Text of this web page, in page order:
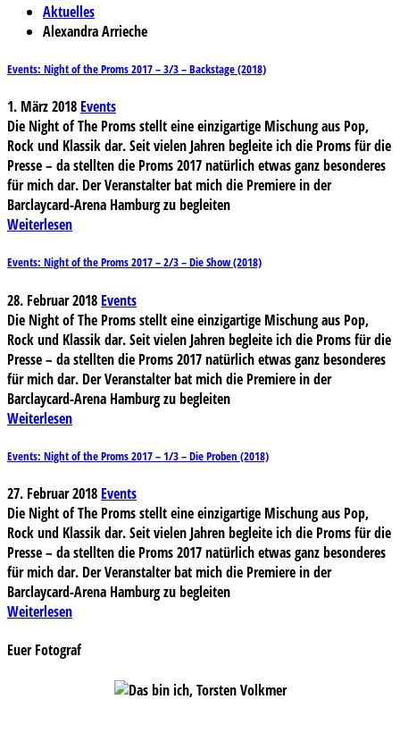
Aktuelles
Alexandra Arrieche
Events: Night of the Proms 2017 – 3/3 – Backstage (2018)
1. März 2018 Events
Die Night of The Proms stellt eine einzigartige Mischung aus Pop,
Rock und Klassik dar. Seit vielen Jahren begleite ich die Proms für die
Presse – da stellten die Proms 2017 natürlich etwas ganz besonderes
für mich dar. Der Veranstalter bat mich die Premiere in der
Barclaycard-Arena Hamburg zu begleiten
Weiterlesen
Events: Night of the Proms 2017 – 2/3 – Die Show (2018)
28. Februar 2018 Events
Die Night of The Proms stellt eine einzigartige Mischung aus Pop,
Rock und Klassik dar. Seit vielen Jahren begleite ich die Proms für die
Presse – da stellten die Proms 2017 natürlich etwas ganz besonderes
für mich dar. Der Veranstalter bat mich die Premiere in der
Barclaycard-Arena Hamburg zu begleiten
Weiterlesen
Events: Night of the Proms 2017 – 1/3 – Die Proben (2018)
27. Februar 2018 Events
Die Night of The Proms stellt eine einzigartige Mischung aus Pop,
Rock und Klassik dar. Seit vielen Jahren begleite ich die Proms für die
Presse – da stellten die Proms 2017 natürlich etwas ganz besonderes
für mich dar. Der Veranstalter bat mich die Premiere in der
Barclaycard-Arena Hamburg zu begleiten
Weiterlesen
Euer Fotograf